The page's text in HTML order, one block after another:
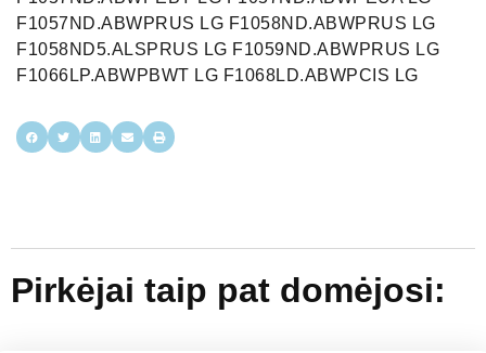
F1057ND.ABWPRUS LG F1058ND.ABWPRUS LG
F1058ND5.ALSPRUS LG F1059ND.ABWPRUS LG
F1066LP.ABWPBWT LG F1068LD.ABWPCIS LG
Pirkėjai taip pat domėjosi: